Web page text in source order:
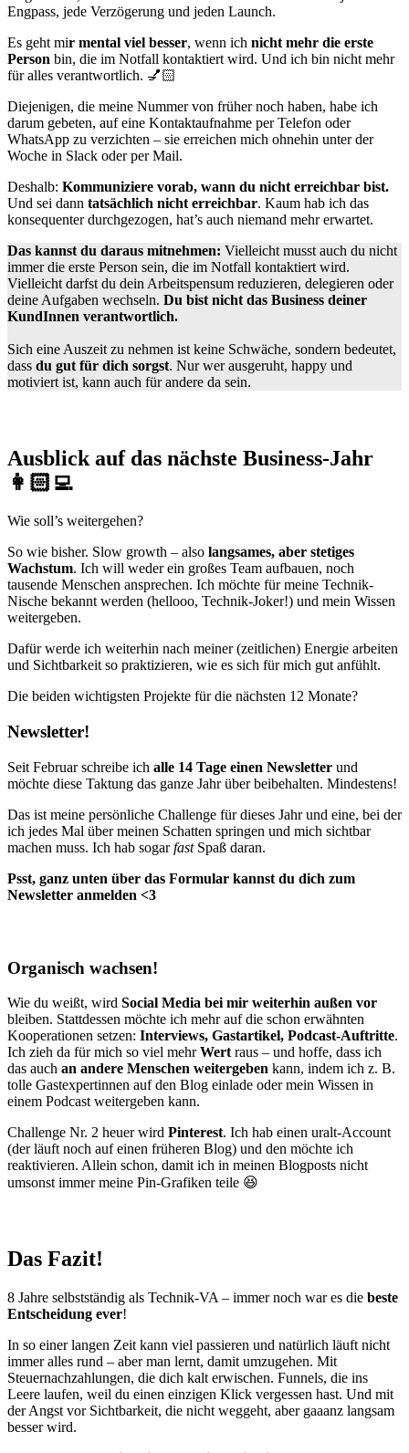
Engpass, jede Verzögerung und jeden Launch.
Es geht mir mental viel besser, wenn ich nicht mehr die erste
Person bin, die im Notfall kontaktiert wird. Und ich bin nicht mehr
für alles verantwortlich. 💅🏻
Diejenigen, die meine Nummer von früher noch haben, habe ich
darum gebeten, auf eine Kontaktaufnahme per Telefon oder
WhatsApp zu verzichten – sie erreichen mich ohnehin unter der
Woche in Slack oder per Mail.
Deshalb: Kommuniziere vorab, wann du nicht erreichbar bist.
Und sei dann tatsächlich nicht erreichbar. Kaum hab ich das
konsequenter durchgezogen, hat’s auch niemand mehr erwartet.
Das kannst du daraus mitnehmen: Vielleicht musst auch du nicht
immer die erste Person sein, die im Notfall kontaktiert wird.
Vielleicht darfst du dein Arbeitspensum reduzieren, delegieren oder
deine Aufgaben wechseln. Du bist nicht das Business deiner
KundInnen verantwortlich.
Sich eine Auszeit zu nehmen ist keine Schwäche, sondern bedeutet,
dass du gut für dich sorgst. Nur wer ausgeruht, happy und
motiviert ist, kann auch für andere da sein.
Ausblick auf das nächste Business-Jahr
👩🏻‍💻
Wie soll’s weitergehen?
So wie bisher. Slow growth – also langsames, aber stetiges
Wachstum. Ich will weder ein großes Team aufbauen, noch
tausende Menschen ansprechen. Ich möchte für meine Technik-
Nische bekannt werden (hellooo, Technik-Joker!) und mein Wissen
weitergeben.
Dafür werde ich weiterhin nach meiner (zeitlichen) Energie arbeiten
und Sichtbarkeit so praktizieren, wie es sich für mich gut anfühlt.
Die beiden wichtigsten Projekte für die nächsten 12 Monate?
Newsletter!
Seit Februar schreibe ich alle 14 Tage einen Newsletter und
möchte diese Taktung das ganze Jahr über beibehalten. Mindestens!
Das ist meine persönliche Challenge für dieses Jahr und eine, bei der
ich jedes Mal über meinen Schatten springen und mich sichtbar
machen muss. Ich hab sogarfastSpaß daran.
Psst, ganz unten über das Formular kannst du dich zum
Newsletter anmelden <3
Organisch wachsen!
Wie du weißt, wird Social Media bei mir weiterhin außen vor
bleiben. Stattdessen möchte ich mehr auf die schon erwähnten
Kooperationen setzen: Interviews, Gastartikel, Podcast-Auftritte.
Ich zieh da für mich so viel mehrWert raus – und hoffe, dass ich
das auch an andere Menschen weitergeben kann, indem ich z. B.
tolle Gastexpertinnen auf den Blog einlade oder mein Wissen in
einem Podcast weitergeben kann.
Challenge Nr. 2 heuer wird Pinterest. Ich hab einen uralt-Account
(der läuft noch auf einen früheren Blog) und den möchte ich
reaktivieren. Allein schon, damit ich in meinen Blogposts nicht
umsonst immer meine Pin-Grafiken teile 😆
Das Fazit!
8 Jahre selbstständig als Technik-VA – immer noch war es die beste
Entscheidung ever!
In so einer langen Zeit kann viel passieren und natürlich läuft nicht
immer alles rund – aber man lernt, damit umzugehen. Mit
Steuernachzahlungen, die dich kalt erwischen. Funnels, die ins
Leere laufen, weil du einen einzigen Klick vergessen hast. Und mit
der Angst vor Sichtbarkeit, die nicht weggeht, aber gaaanz langsam
besser wird.